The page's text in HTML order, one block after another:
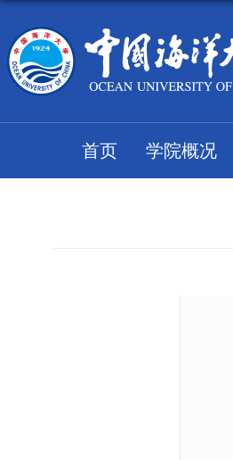
首页 学院概况